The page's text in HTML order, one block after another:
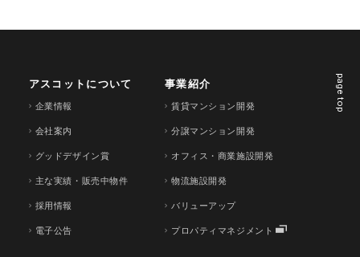
4．土日祝日にいただいたお問い合わせについ
利用規約
が適用されます。
page top
アスコットについて
企業情報
会社案内
グッドデザイン賞
主な実績・販売中物件
採用情報
電子公告
事業紹介
賃貸マンション開発
分譲マンション開発
オフィス・商業施設開発
物流施設開発
バリューアップ
プロパティマネジメント